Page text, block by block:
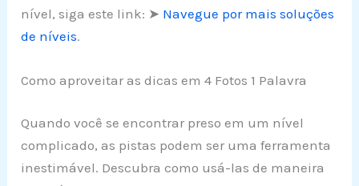
nível, siga este link: ➤ Navegue por mais soluções
de níveis.
Como aproveitar as dicas em 4 Fotos 1 Palavra
Quando você se encontrar preso em um nível
complicado, as pistas podem ser uma ferramenta
inestimável. Descubra como usá-las de maneira